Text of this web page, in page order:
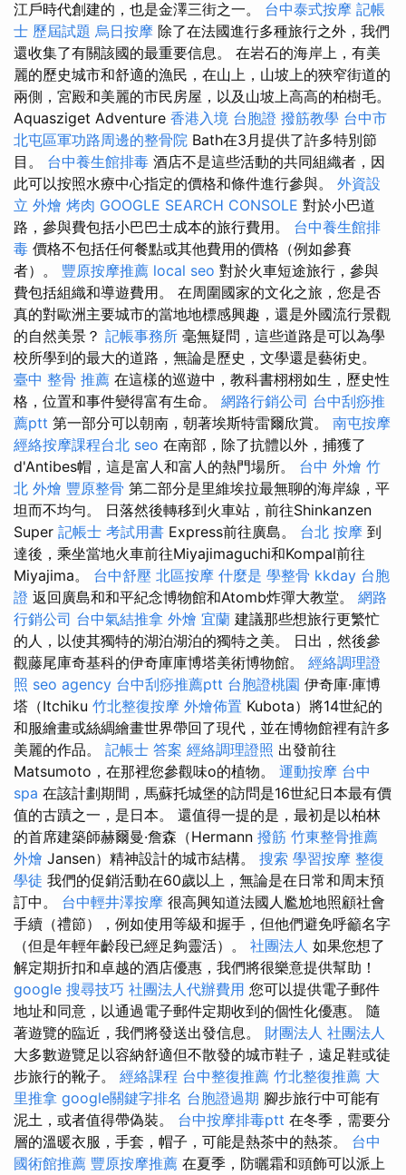
江戶時代創建的，也是金澤三街之一。 台中泰式按摩 記帳
士 歷屆試題 烏日按摩 除了在法國進行多種旅行之外，我們
還收集了有關該國的最重要信息。 在岩石的海岸上，有美
麗的歷史城市和舒適的漁民，在山上，山坡上的狹窄街道的
兩側，宮殿和美麗的市民房屋，以及山坡上高高的柏樹毛。
Aquasziget Adventure 香港入境 台胞證 撥筋教學 台中市
北屯區軍功路周邊的整骨院 Bath在3月提供了許多特別節
目。 台中養生館排毒 酒店不是這些活動的共同組織者，因
此可以按照水療中心指定的價格和條件進行參與。 外資設
立 外燴 烤肉 GOOGLE SEARCH CONSOLE 對於小巴道
路，參與費包括小巴巴士成本的旅行費用。 台中養生館排
毒 價格不包括任何餐點或其他費用的價格（例如參賽
者）。 豐原按摩推薦 local seo 對於火車短途旅行，參與
費包括組織和導遊費用。 在周圍國家的文化之旅，您是否
真的對歐洲主要城市的當地地標感興趣，還是外國流行景觀
的自然美景？ 記帳事務所 毫無疑問，這些道路是可以為學
校所學到的最大的道路，無論是歷史，文學還是藝術史。
臺中 整骨 推薦 在這樣的巡遊中，教科書栩栩如生，歷史性
格，位置和事件變得富有生命。 網路行銷公司 台中刮痧推
薦ptt 第一部分可以朝南，朝著埃斯特雷爾欣賞。 南屯按摩
經絡按摩課程台北 seo 在南部，除了抗體以外，捕獲了
d'Antibes帽，這是富人和富人的熱門場所。 台中 外燴 竹
北 外燴 豐原整骨 第二部分是里維埃拉最無聊的海岸線，平
坦而不均勻。 日落然後轉移到火車站，前往Shinkanzen
Super 記帳士 考試用書 Express前往廣島。 台北 按摩 到
達後，乘坐當地火車前往Miyajimaguchi和Kompal前往
Miyajima。 台中舒壓 北區按摩 什麼是 學整骨 kkday 台胞
證 返回廣島和和平紀念博物館和Atomb炸彈大教堂。 網路
行銷公司 台中氣結推拿 外燴 宜蘭 建議那些想旅行更繁忙
的人，以使其獨特的湖泊湖泊的獨特之美。 日出，然後參
觀藤尾庫奇基科的伊奇庫庫博塔美術博物館。 經絡調理證
照 seo agency 台中刮痧推薦ptt 台胞證桃園 伊奇庫·庫博
塔（Itchiku 竹北整復按摩 外燴佈置 Kubota）將14世紀的
和服繪畫或絲綢繪畫世界帶回了現代，並在博物館裡有許多
美麗的作品。 記帳士 答案 經絡調理證照 出發前往
Matsumoto，在那裡您參觀味o的植物。 運動按摩 台中
spa 在該計劃期間，馬蘇托城堡的訪問是16世紀日本最有價
值的古蹟之一，是日本。 還值得一提的是，最初是以柏林
的首席建築師赫爾曼·詹森（Hermann 撥筋 竹東整骨推薦
外燴 Jansen）精神設計的城市結構。 搜索 學習按摩 整復
學徒 我們的促銷活動在60歲以上，無論是在日常和周末預
訂中。 台中輕井澤按摩 很高興知道法國人尷尬地照顧社會
手續（禮節），例如使用等級和握手，但他們避免呼籲名字
（但是年輕年齡段已經足夠靈活）。 社團法人 如果您想了
解定期折扣和卓越的酒店優惠，我們將很樂意提供幫助！
google 搜尋技巧 社團法人代辦費用 您可以提供電子郵件
地址和同意，以通過電子郵件定期收到的個性化優惠。 隨
著遊覽的臨近，我們將發送出發信息。 財團法人 社團法人
大多數遊覽足以容納舒適但不散發的城市鞋子，遠足鞋或徒
步旅行的靴子。 經絡課程 台中整復推薦 竹北整復推薦 大
里推拿 google關鍵字排名 台胞證過期 腳步旅行中可能有
泥土，或者值得帶偽裝。 台中按摩排毒ptt 在冬季，需要分
層的溫暖衣服，手套，帽子，可能是熱茶中的熱茶。 台中
國術館推薦 豐原按摩推薦 在夏季，防曬霜和頭飾可以派上